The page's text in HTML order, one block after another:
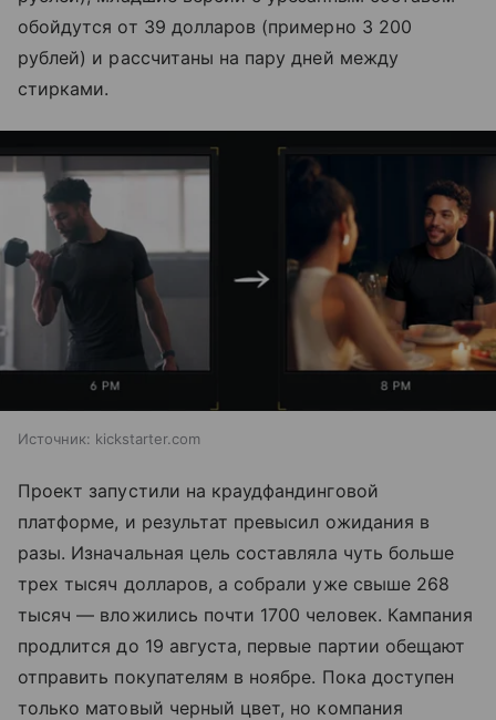
обойдутся от 39 долларов (примерно 3 200
рублей) и рассчитаны на пару дней между
стирками.
Источник: kickstarter.com
Проект запустили на краудфандинговой
платформе, и результат превысил ожидания в
разы. Изначальная цель составляла чуть больше
трех тысяч долларов, а собрали уже свыше 268
тысяч — вложились почти 1700 человек. Кампания
продлится до 19 августа, первые партии обещают
отправить покупателям в ноябре. Пока доступен
только матовый черный цвет, но компания